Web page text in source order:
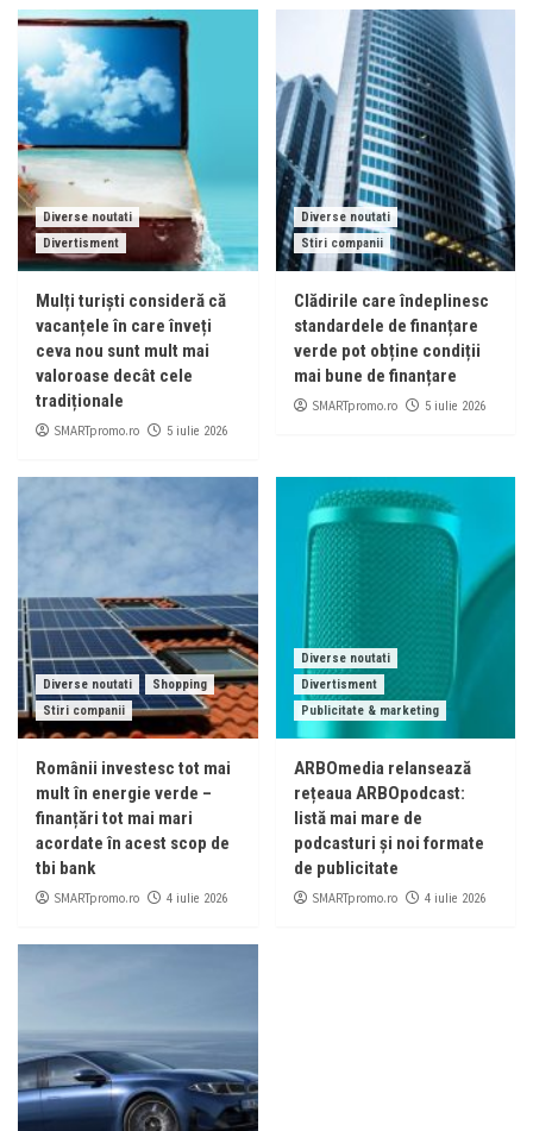
Diverse noutati
Divertisment
Mulți turiști consideră că
vacanțele în care înveți
ceva nou sunt mult mai
valoroase decât cele
tradiționale
SMARTpromo.ro 5 iulie 2026
Diverse noutati
Stiri companii
Clădirile care îndeplinesc
standardele de finanțare
verde pot obține condiții
mai bune de finanțare
SMARTpromo.ro 5 iulie 2026
Diverse noutati
Shopping
Stiri companii
Românii investesc tot mai
mult în energie verde –
finanțări tot mai mari
acordate în acest scop de
tbi bank
SMARTpromo.ro 4 iulie 2026
Diverse noutati
Divertisment
Publicitate & marketing
ARBOmedia relansează
rețeaua ARBOpodcast:
listă mai mare de
podcasturi și noi formate
de publicitate
SMARTpromo.ro 4 iulie 2026